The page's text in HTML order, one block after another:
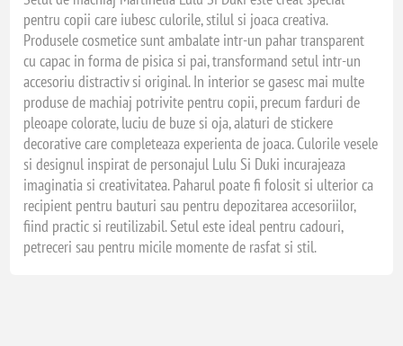
pentru copii care iubesc culorile, stilul si joaca creativa.
Produsele cosmetice sunt ambalate intr-un pahar transparent
cu capac in forma de pisica si pai, transformand setul intr-un
accesoriu distractiv si original. In interior se gasesc mai multe
produse de machiaj potrivite pentru copii, precum farduri de
pleoape colorate, luciu de buze si oja, alaturi de stickere
decorative care completeaza experienta de joaca. Culorile vesele
si designul inspirat de personajul Lulu Si Duki incurajeaza
imaginatia si creativitatea. Paharul poate fi folosit si ulterior ca
recipient pentru bauturi sau pentru depozitarea accesoriilor,
fiind practic si reutilizabil. Setul este ideal pentru cadouri,
petreceri sau pentru micile momente de rasfat si stil.